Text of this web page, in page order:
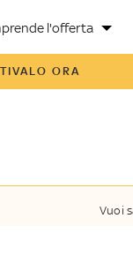
l'offerta
ORA
Vuoi